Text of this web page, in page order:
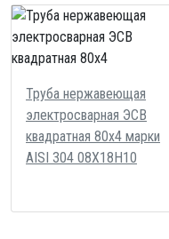
Труба нержавеющая
электросварная ЭСВ
квадратная 80х4 марки
AISI 304 08Х18Н10